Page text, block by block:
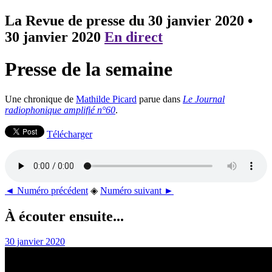
La Revue de presse du 30 janvier 2020 •
30 janvier 2020 En direct
Presse de la semaine
Une chronique de Mathilde Picard parue dans Le Journal
radiophonique amplifié n°60.
Télécharger
◄ Numéro précédent ◈ Numéro suivant ►
À écouter ensuite...
30 janvier 2020